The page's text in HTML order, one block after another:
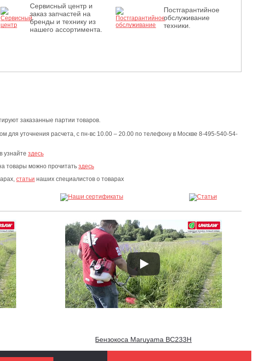
Сервисный центр и
заказ запчастей на
бренды и технику из
нашего ассортимента.
Постгарантийное
обслуживание
техники.
заказанные партии товаров.
для уточнения расчета, с пн-вс 10.00 – 20.00 по телефону в Москве 8-495-540-54-
узнайте здесь
товары можно прочитать здесь
статьи наших специалистов о товарах
Бензокоса Maruyama BC233H